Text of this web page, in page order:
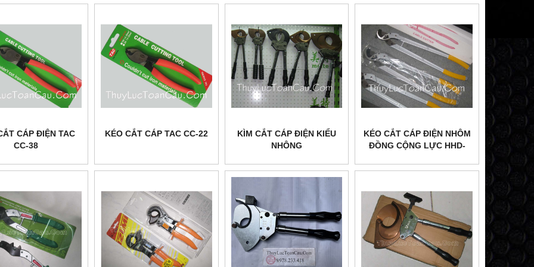
CÁP ĐIỆN TAC
CC-38
KÉO CẮT CÁP TAC CC-22
KÌM CẮT CÁP ĐIỆN KIỂU
NHÔNG
KÉO CẮT CÁP ĐIỆN NHÔM
ĐỒNG CỘNG LỰC HHD-